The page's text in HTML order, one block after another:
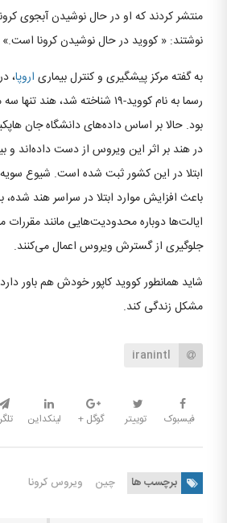
منتشر کردند که او در حال نوشیدن آبجوی
نوشتند: « کووید در حال نوشیدن کرونا است.»
به گفته مرکز پیشگیری و کنترل بیماری اروپا،
رسما به نام کووید-۱۹ شناخته شد،
بود. حالا بر اساس داده‌های دانشگاه جان
ابتلا در این کشور ثبت شده است. شیوع
باعث افزایش موارد ابتلا در سراسر هند شده،
ایالت‌ها دوباره محدودیت‌هایی مانند مقررات
جلوگیری از گسترش ویروس اعمال می‌کنند.
شاید همانطور کووید کاپور خودش هم باور
مشکل زندگی کند.
iranintl
فیسبوک توییتر گوگل + لینکداین
برچسب ها چین ویروس کرونا